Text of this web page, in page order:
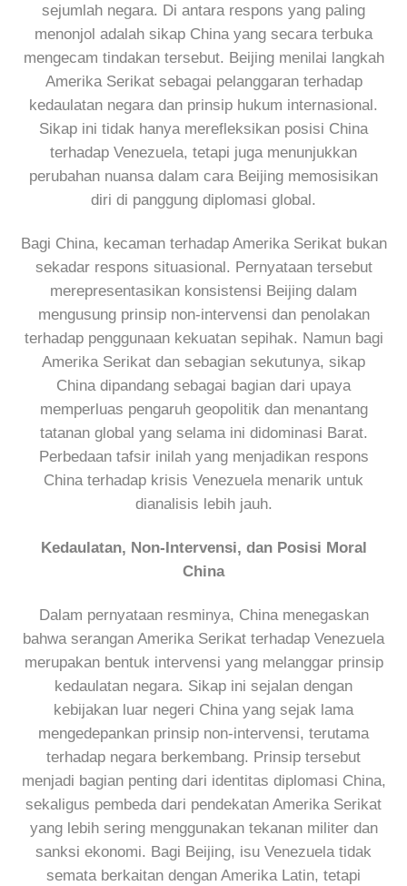
sejumlah negara. Di antara respons yang paling
menonjol adalah sikap China yang secara terbuka
mengecam tindakan tersebut. Beijing menilai langkah
Amerika Serikat sebagai pelanggaran terhadap
kedaulatan negara dan prinsip hukum internasional.
Sikap ini tidak hanya merefleksikan posisi China
terhadap Venezuela, tetapi juga menunjukkan
perubahan nuansa dalam cara Beijing memosisikan
diri di panggung diplomasi global.
Bagi China, kecaman terhadap Amerika Serikat bukan
sekadar respons situasional. Pernyataan tersebut
merepresentasikan konsistensi Beijing dalam
mengusung prinsip non-intervensi dan penolakan
terhadap penggunaan kekuatan sepihak. Namun bagi
Amerika Serikat dan sebagian sekutunya, sikap
China dipandang sebagai bagian dari upaya
memperluas pengaruh geopolitik dan menantang
tatanan global yang selama ini didominasi Barat.
Perbedaan tafsir inilah yang menjadikan respons
China terhadap krisis Venezuela menarik untuk
dianalisis lebih jauh.
Kedaulatan, Non-Intervensi, dan Posisi Moral
China
Dalam pernyataan resminya, China menegaskan
bahwa serangan Amerika Serikat terhadap Venezuela
merupakan bentuk intervensi yang melanggar prinsip
kedaulatan negara. Sikap ini sejalan dengan
kebijakan luar negeri China yang sejak lama
mengedepankan prinsip non-intervensi, terutama
terhadap negara berkembang. Prinsip tersebut
menjadi bagian penting dari identitas diplomasi China,
sekaligus pembeda dari pendekatan Amerika Serikat
yang lebih sering menggunakan tekanan militer dan
sanksi ekonomi. Bagi Beijing, isu Venezuela tidak
semata berkaitan dengan Amerika Latin, tetapi